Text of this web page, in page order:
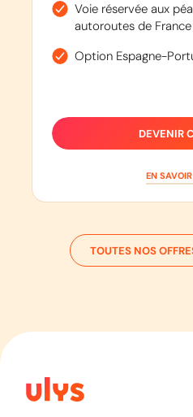
Voie réservée aux
autoroutes de France
Option Espagne-
DEVENIR
EN
TOUTES NOS